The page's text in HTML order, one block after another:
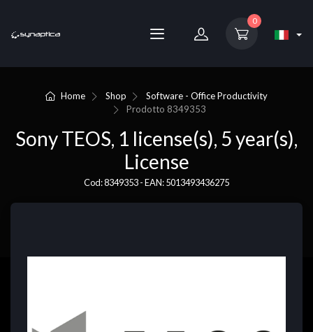
0
Home Shop
Software - Office Productivity
Prodotto 8349353
Sony TEOS, 1 license(s), 5 year(s),
License
Cod: 8349353 - EAN: 5013493436275